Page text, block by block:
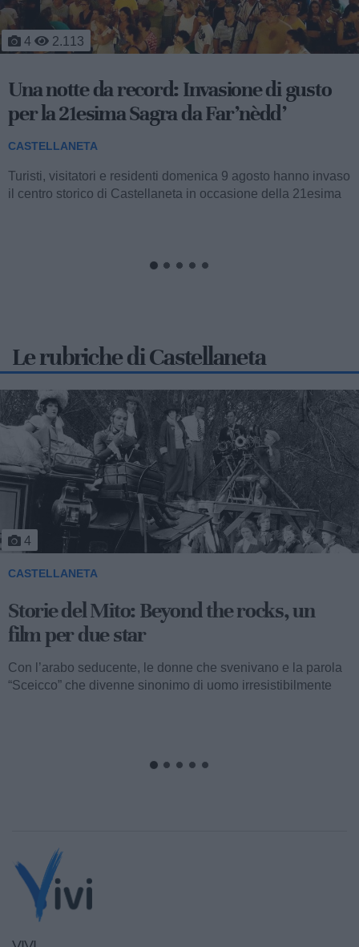
1 1.187
Il mattino dopo l'inferno: fiamme a
ridosso delle case, 7 ore di battaglia
contro il fuoco
CASTELLANETA
Proseguono anche stamane le operazioni di spegnimento e
Le rubriche di Castellaneta
5
CASTELLANETA
Storie del Mito: Uno sceicco esuberante
Valentino fu consacrato attore internazionale, come abbiamo
visto, con il film “I quattro cavalieri dell’Apocalisse”. Così
cominciava...